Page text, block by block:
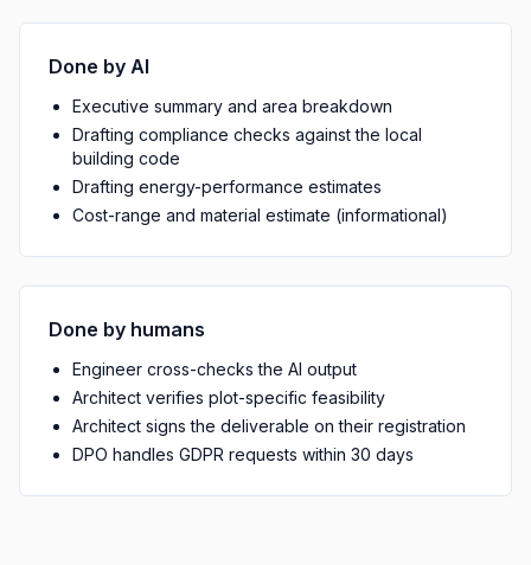
Done by AI
Executive summary and area breakdown
Drafting compliance checks against the local
building code
Drafting energy-performance estimates
Cost-range and material estimate (informational)
Done by humans
Engineer cross-checks the AI output
Architect verifies plot-specific feasibility
Architect signs the deliverable on their registration
DPO handles GDPR requests within 30 days